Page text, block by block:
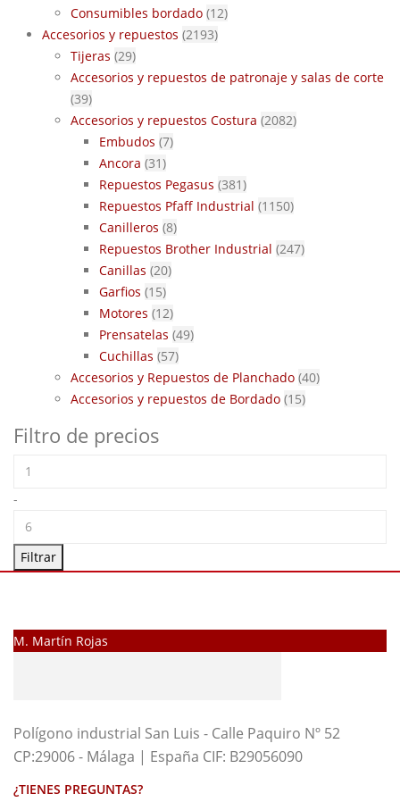
Consumibles bordado (12)
Accesorios y repuestos (2193)
Tijeras (29)
Accesorios y repuestos de patronaje y salas de corte
(39)
Accesorios y repuestos Costura (2082)
Embudos (7)
Ancora (31)
Repuestos Pegasus (381)
Repuestos Pfaff Industrial (1150)
Canilleros (8)
Repuestos Brother Industrial (247)
Canillas (20)
Garfios (15)
Motores (12)
Prensatelas (49)
Cuchillas (57)
Accesorios y Repuestos de Planchado (40)
Accesorios y repuestos de Bordado (15)
Filtro de precios
-
Filtrar
M. Martín Rojas
Polígono industrial San Luis - Calle Paquiro Nº 52
CP:29006 - Málaga | España CIF: B29056090
¿TIENES PREGUNTAS?